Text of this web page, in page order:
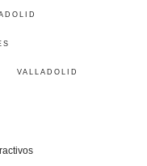
VALLADOLID